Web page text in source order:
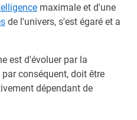
maximale et d'une
de l'univers, s'est égaré et a
est d'évoluer par la
conséquent, doit être
dépendant de